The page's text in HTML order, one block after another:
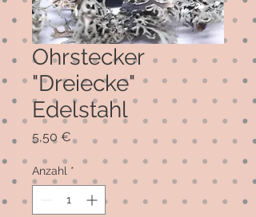
Ohrstecker
"Dreiecke"
Edelstahl
5,50 €Preis
Anzahl *